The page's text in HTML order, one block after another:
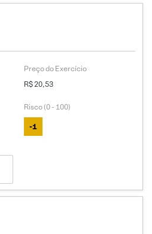
Preço do Exercício
R$ 20,53
Risco (0 - 100)
-1